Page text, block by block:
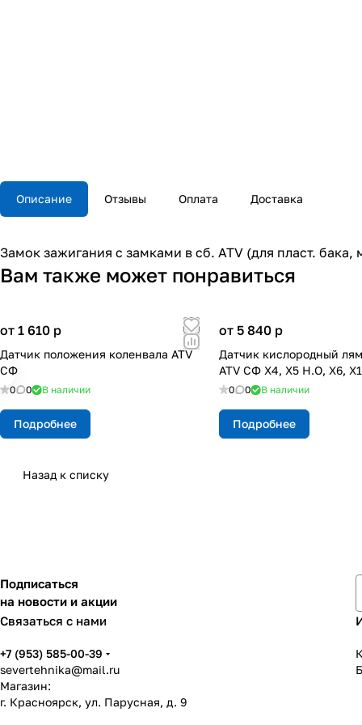
Описание Отзывы Оплата Доставка
Замок зажигания с замками в сб. ATV (для пласт.
Вам также может понравиться
от 1 610 p
Датчик положения коленвала ATV
СФ
0 0 В наличии
Подробнее
от 5 840 p
Датчик кислородный
ATV СФ X4, X5 H.O, X6,
0 0 В наличии
Подробнее
Назад к списку
Подписаться
на новости и акции
Связаться с нами
+7 (953) 585-00-39
severtehnika@mail.ru
Магазин:
г. Красноярск, ул. Парусная, д. 9